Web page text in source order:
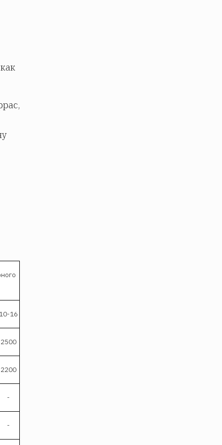
10-16
2500
2200
-
-